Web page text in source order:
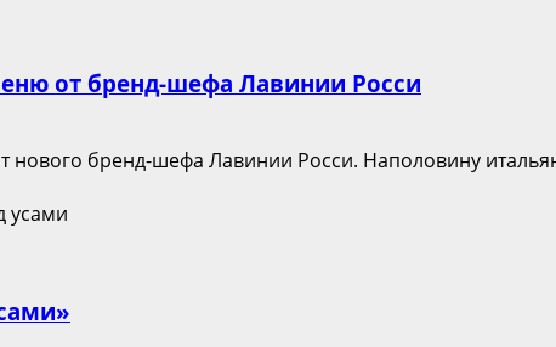
от бренд-шефа Лавинии Росси
бренд-шефа Лавинии Росси. Наполовину